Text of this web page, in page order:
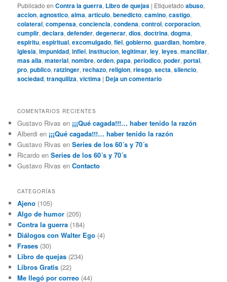
Publicado en Contra la guerra, Libro de quejas | Etiquetado abuso,
accion,agnostico,alma,articulo,benedicto,camino,castigo,
colateral,compensa,conciencia,condena,control,corporacion,
cumplir,declara,defender,degenerar,dios,doctrina,dogma,
espiritu,espiritual,excomulgado,fiel,gobierno,guardian,hombre,
iglesia,impunidad,infiel,institucion,legitimar,ley,leyes,mancillar,
mas alla,material,nombre,orden,papa,periodico,poder,portal,
pro,publico,ratzinger,rechazo,religion,riesgo,secta,silencio,
sociedad,tranquiliza,victima | Deja un comentario
COMENTARIOS RECIENTES
Gustavo Rivas en ¡¡¡Qué cagada!!!… haber tenido la razón
Alberdi en ¡¡¡Qué cagada!!!… haber tenido la razón
Gustavo Rivas enSeries de los 60´s y 70´s
Ricardo enSeries de los 60´s y 70´s
Gustavo Rivas enContacto
CATEGORÍAS
Ajeno (105)
Algo de humor (205)
Contra la guerra (184)
Diálogos con Walter Ego (4)
Frases (30)
Libro de quejas (234)
Libros Gratis (22)
Me llegó por correo (44)